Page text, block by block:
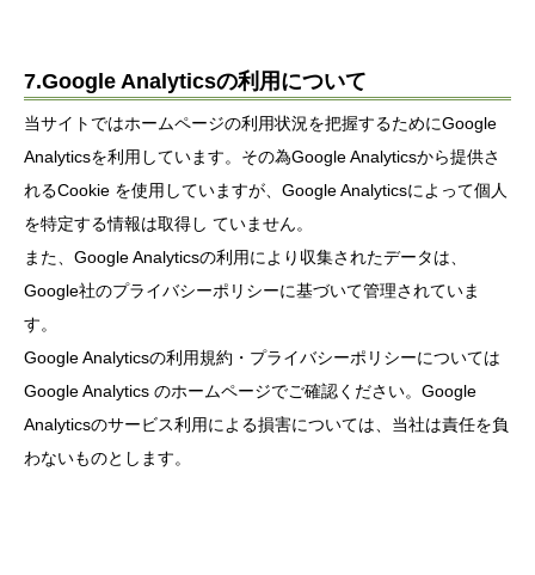
7.Google Analyticsの利用について
当サイトではホームページの利用状況を把握するためにGoogle
Analyticsを利用しています。その為Google Analyticsから提供さ
れるCookie を使用していますが、Google Analyticsによって個人
を特定する情報は取得し ていません。
また、Google Analyticsの利用により収集されたデータは、
Google社のプライバシーポリシーに基づいて管理されていま
す。
Google Analyticsの利用規約・プライバシーポリシーについては
Google Analytics のホームページでご確認ください。Google
Analyticsのサービス利用による損害については、当社は責任を負
わないものとします。